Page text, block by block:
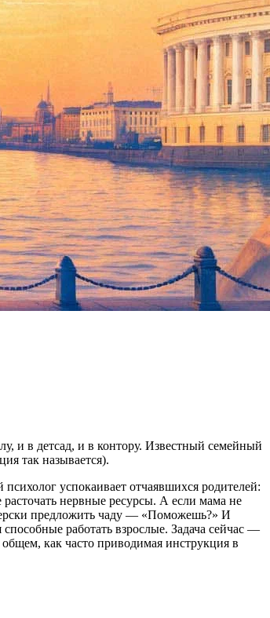
дополнительным
и в детсад, и в контору. Известный семейный
так называется).
успокаивает отчаявшихся родителей:
нервные ресурсы. А если мама не
предложить чаду — «Поможешь?» И
работать взрослые. Задача сейчас —
как часто приводимая инструкция в